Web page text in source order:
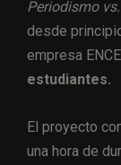
Periodismo
desde
empresa ENCE
estudiantes.
El proyecto
una hora de